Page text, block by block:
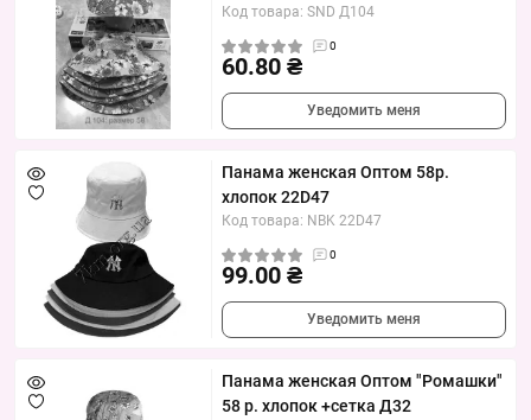
Код товара: SND Д104
0
60.80 ₴
Уведомить меня
Панама женская Оптом 58р.
хлопок 22D47
Код товара: NBK 22D47
0
99.00 ₴
Уведомить меня
Панама женская Оптом "Ромашки"
58 р. хлопок +сетка Д32